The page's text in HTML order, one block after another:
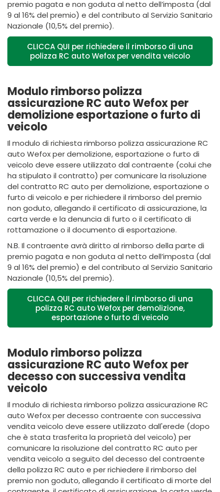
premio pagata e non goduta al netto dell’imposta (dal
9 al 16% del premio) e del contributo al Servizio Sanitario
Nazionale (10,5% del premio).
CLICCA QUI per richiedere il rimborso di una
polizza RC auto Wefox per vendita veicolo
Modulo rimborso polizza
assicurazione RC auto Wefox per
demolizione esportazione o furto di
veicolo
Il modulo di richiesta rimborso polizza assicurazione RC
auto Wefox per demolizione, esportazione o furto di
veicolo deve essere utilizzato dal contraente (colui che
ha stipulato il contratto) per comunicare la risoluzione
del contratto RC auto per demolizione, esportazione o
furto di veicolo e per richiedere il rimborso del premio
non goduto, allegando il certificato di assicurazione, la
carta verde e la denuncia di furto o il certificato di
rottamazione o il documento di esportazione.
N.B. Il contraente avrà diritto al rimborso della parte di
premio pagata e non goduta al netto dell’imposta (dal
9 al 16% del premio) e del contributo al Servizio Sanitario
Nazionale (10,5% del premio).
CLICCA QUI per richiedere il rimborso di una
polizza RC auto Wefox per demolizione,
esportazione o furto di veicolo
Modulo rimborso polizza
assicurazione RC auto Wefox per
decesso con successiva vendita
veicolo
Il modulo di richiesta rimborso polizza assicurazione RC
auto Wefox per decesso contraente con successiva
vendita veicolo deve essere utilizzato dall'erede (dopo
che è stata trasferita la proprietà del veicolo) per
comunicare la risoluzione del contratto RC auto per
vendita veicolo a seguito del decesso del contraente
della polizza RC auto e per richiedere il rimborso del
premio non goduto, allegando il certificato di morte del